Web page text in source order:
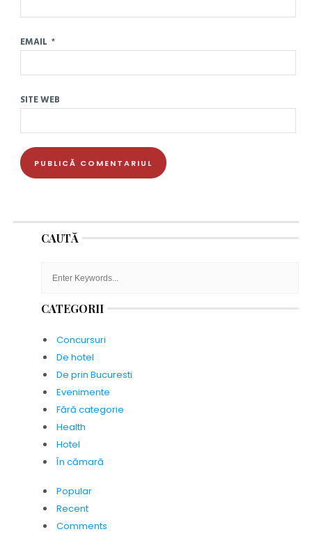
EMAIL *
SITE WEB
CAUTĂ
CATEGORII
Concursuri
De hotel
De prin Bucuresti
Evenimente
Fără categorie
Health
Hotel
În cămară
Popular
Recent
Comments